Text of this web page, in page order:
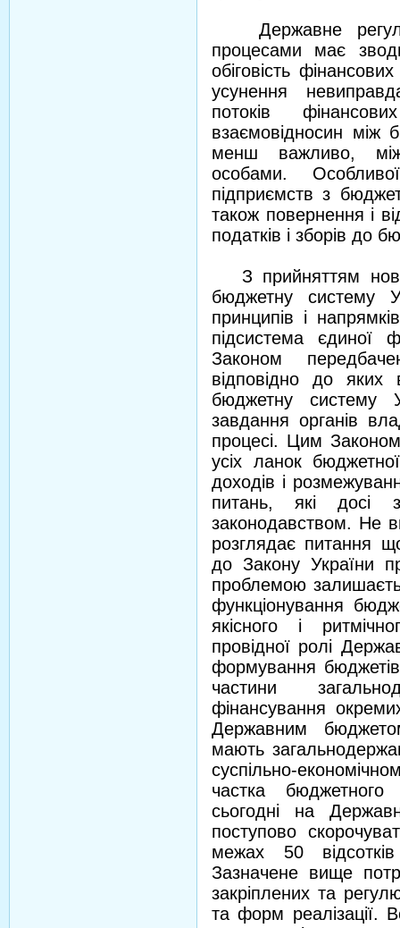
Державне
процесами має
обіговість
усунення
потоків
взаємовідносин між
менш важливо,
особами.
підприємств з
також повернення і
податків і зборів до
З прийняттям
бюджетну систему
принципів і
підсистема єдиної
Законом
відповідно до яких
бюджетну систему
завдання органів
процесі. Цим
усіх ланок
доходів і
питань, які досі
законодавством. Не
розглядає питання
до Закону України
проблемою
функціонування
якісного і
провідної ролі
формування
частини
фінансування
Державним
мають
суспільно-
частка
сьогодні на
поступово
межах 50
Зазначене вище
закріплених та
та форм реалізації.